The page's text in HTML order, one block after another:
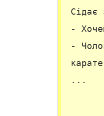
Сідає
-
-
...